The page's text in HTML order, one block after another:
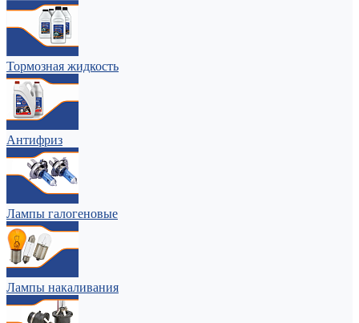
Тормозная жидкость
Антифриз
Лампы галогеновые
Лампы накаливания